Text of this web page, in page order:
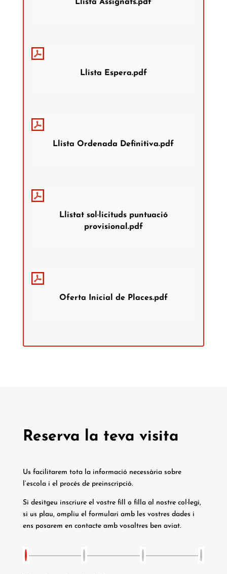
Llista Assignats.pdf
Llista Espera.pdf
Llista Ordenada Definitiva.pdf
Llistat sol·licituds puntuació
provisional.pdf
Oferta Inicial de Places.pdf
Reserva la teva visita
Us facilitarem tota la informació necessària sobre
l’escola i el procés de preinscripció.
Si desitgeu inscriure el vostre fill o filla al nostre col·legi,
si us plau, ompliu el formulari amb les vostres dades i
ens posarem en contacte amb vosaltres ben aviat.